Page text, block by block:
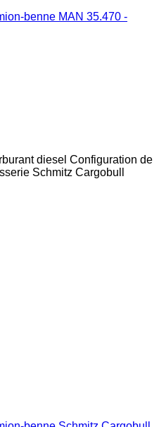
benne MAN 35.470 -
diesel Configuration de
Schmitz Cargobull